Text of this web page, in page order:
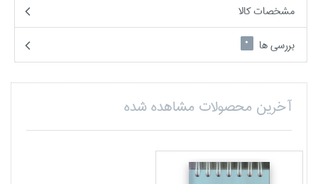
مشخصات کالا
بررسی ها
0
آخرین محصولات مشاهده شده